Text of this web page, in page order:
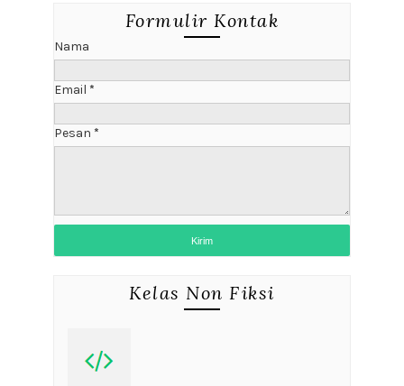
Formulir Kontak
Nama
Email *
Pesan *
Kelas Non Fiksi